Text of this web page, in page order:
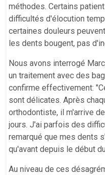
méthodes. Certains
difficultés d'élocution
certaines douleurs
les dents bougent, pas
Nous avons interrogé
un traitement avec des
confirme effectivement:
sont délicates. Après
orthodontiste, il m'arrive
jours. J'ai parfois des
remarqué que mes dents
qu'avant depuis le début
Au niveau de ces